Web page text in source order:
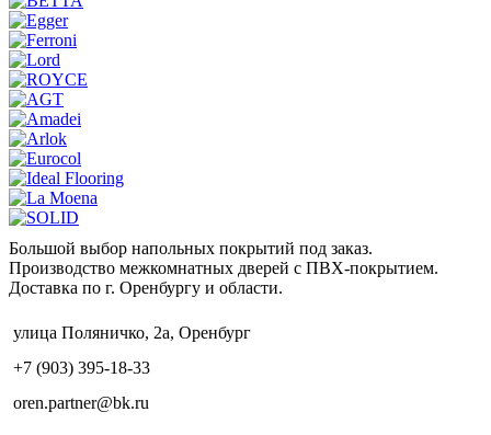
Большой выбор напольных покрытий под заказ.
Производство межкомнатных дверей с ПВХ-покрытием.
Доставка по г. Оренбургу и области.
улица Поляничко, 2а, Оренбург
+7 (903) 395-18-33
oren.partner@bk.ru